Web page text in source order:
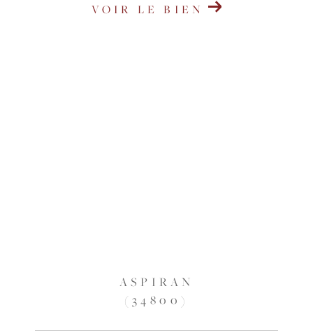
VOIR LE BIEN
ASPIRAN
(34800)